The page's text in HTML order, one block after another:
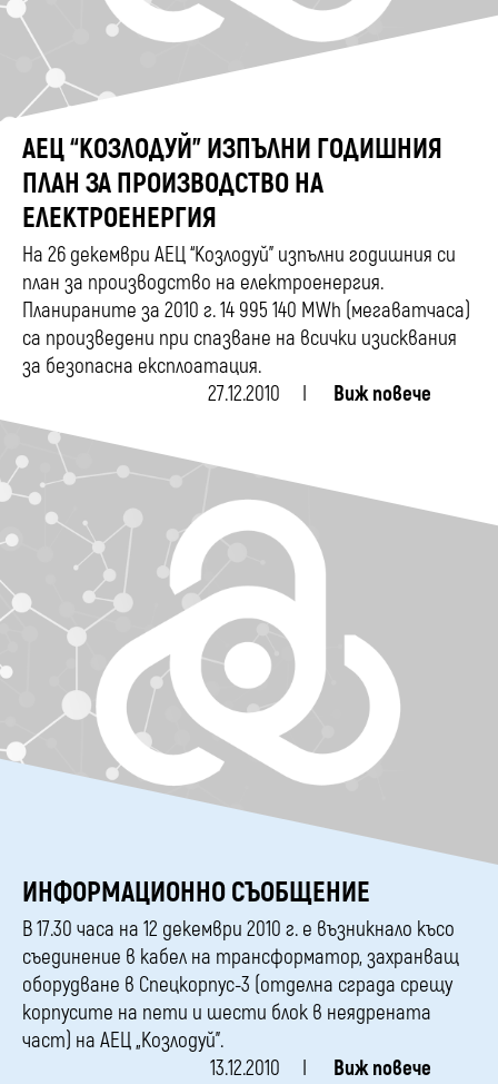
АЕЦ “КОЗЛОДУЙ” ИЗПЪЛНИ ГОДИШНИЯ
ПЛАН ЗА ПРОИЗВОДСТВО НА
ЕЛЕКТРОЕНЕРГИЯ
На 26 декември АЕЦ “Козлодуй” изпълни годишния си
план за производство на електроенергия.
Планираните за 2010 г. 14 995 140 MWh (мегаватчаса)
са произведени при спазване на всички изисквания
за безопасна експлоатация.
27.12.2010
Виж повече
ИНФОРМАЦИОННО СЪОБЩЕНИЕ
В 17.30 часа на 12 декември 2010 г. е възникнало късо
съединение в кабел на трансформатор, захранващ
оборудване в Спецкорпус-3 (отделна сграда срещу
корпусите на пети и шести блок в неядрената
част) на АЕЦ „Козлодуй”.
13.12.2010
Виж повече